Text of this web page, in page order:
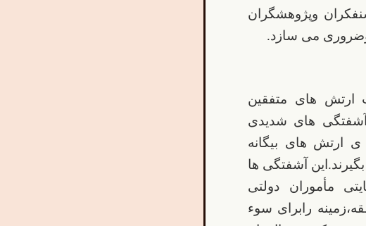
وپژوهشگران
ارتش های متفقین
وآشفتگی های شدیدی
ارتش های بیگانه
آشفتگی ها
مأموران دولتی
رابرای سوء